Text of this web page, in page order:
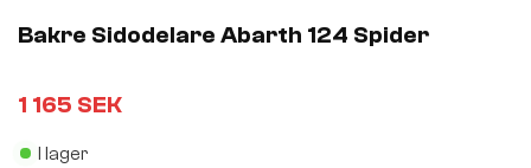
of
5
Bakre Sidodelare Abarth 124 Spider
1 165 SEK
I lager